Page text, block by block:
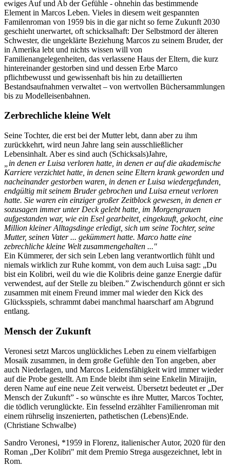
ewiges Auf und Ab der Gefühle - ohnehin das bestimmende
Element in Marcos Leben. Vieles in diesem weit gespannten
Familenroman von 1959 bis in die gar nicht so ferne Zukunft 2030
geschieht unerwartet, oft schicksalhaft: Der Selbstmord der älteren
Schwester, die ungeklärte Beziehung Marcos zu seinem Bruder, der
in Amerika lebt und nichts wissen will von
Familienangelegenheiten, das verlassene Haus der Eltern, die kurz
hintereinander gestorben sind und dessen Erbe Marco
pflichtbewusst und gewissenhaft bis hin zu detaillierten
Bestandsaufnahmen verwaltet – von wertvollen Büchersammlungen
bis zu Modelleisenbahnen.
Zerbrechliche kleine Welt
Seine Tochter, die erst bei der Mutter lebt, dann aber zu ihm
zurückkehrt, wird neun Jahre lang sein ausschließlicher
Lebensinhalt. Aber es sind auch (Schicksals)Jahre,
„in denen er Luisa verloren hatte, in denen er auf die akademische
Karriere verzichtet hatte, in denen seine Eltern krank geworden und
nacheinander gestorben waren, in denen er Luisa wiedergefunden,
endgültig mit seinem Bruder gebrochen und Luisa erneut verloren
hatte. Sie waren ein einziger großer Zeitblock gewesen, in denen er
sozusagen immer unter Deck gelebt hatte, im Morgengrauen
aufgestanden war, wie ein Esel gearbeitet, eingekauft, gekocht, eine
Million kleiner Alltagsdinge erledigt, sich um seine Tochter, seine
Mutter, seinen Vater ... gekümmert hatte. Marco hatte eine
zebrechliche kleine Welt zusammengehalten ..."
Ein Kümmerer, der sich sein Leben lang verantwortlich fühlt und
niemals wirklich zur Ruhe kommt, von dem auch Luisa sagt: „Du
bist ein Kolibri, weil du wie die Kolibris deine ganze Energie dafür
verwendest, auf der Stelle zu bleiben.” Zwischendurch gönnt er sich
zusammen mit einem Freund immer mal wieder den Kick des
Glücksspiels, schrammt dabei manchmal haarscharf am Abgrund
entlang.
Mensch der Zukunft
Veronesi setzt Marcos unglückliches Leben zu einem vielfarbigen
Mosaik zusammen, in dem große Gefühle den Ton angeben, aber
auch Niederlagen, und Marcos Leidensfähigkeit wird immer wieder
auf die Probe gestellt. Am Ende bleibt ihm seine Enkelin Miraijin,
deren Name auf eine neue Zeit verweist. Übersetzt bedeutet er „Der
Mensch der Zukunft” - so wünschte es ihre Mutter, Marcos Tochter,
die tödlich verunglückte. Ein fesselnd erzählter Familienroman mit
einem rührselig inszenierten, pathetischen (Lebens)Ende.
(Christiane Schwalbe)
Sandro Veronesi, *1959 in Florenz, italienischer Autor, 2020 für den
Roman „Der Kolibri" mit dem Premio Strega ausgezeichnet, lebt in
Rom.